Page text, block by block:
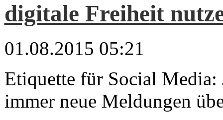
digitale Freiheit
01.08.2015 05:21
Etiquette für Social Media:
immer neue Meldungen